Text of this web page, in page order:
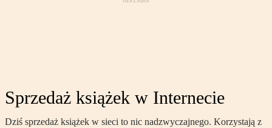
Sprzedaż książek w Internecie
Dziś sprzedaż książek w sieci to nic nadzwyczajnego. Korzystają z